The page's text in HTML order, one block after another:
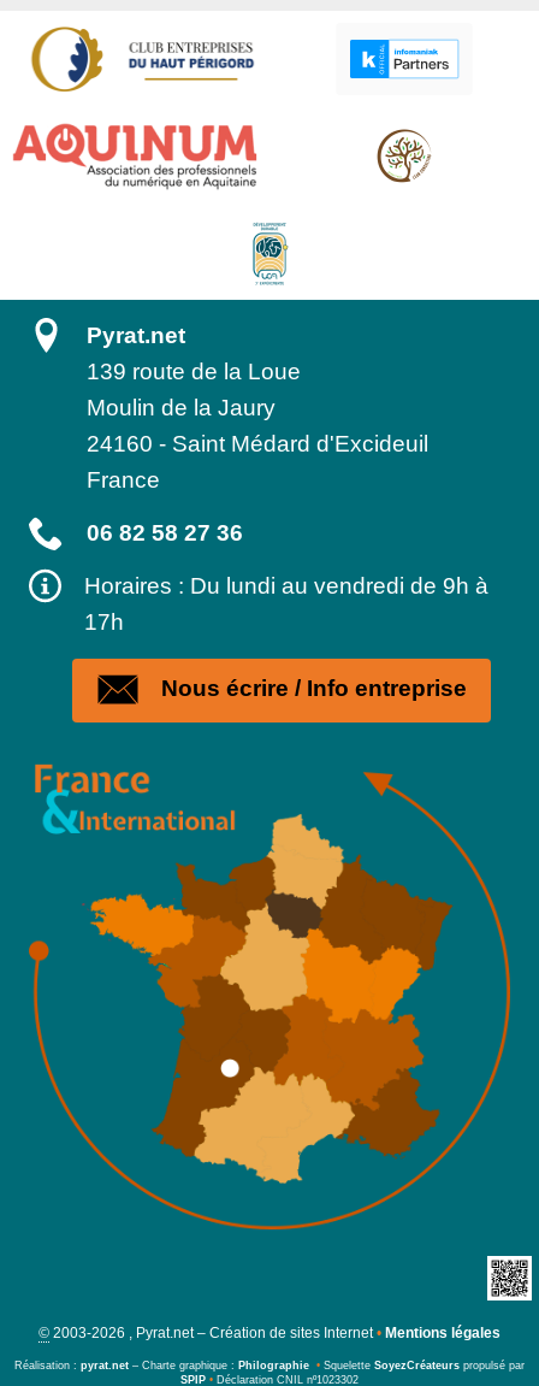
Pyrat.net
139 route de la Loue
Moulin de la Jaury
24160 - Saint Médard d'Excideuil
France
06 82 58 27 36
Horaires : Du lundi au vendredi de 9h à
17h
Nous écrire / Info entreprise
© 2003-2026 , Pyrat.net – Création de sites Internet • Mentions légales
Réalisation : pyrat.net – Charte graphique : Philographie • Squelette SoyezCréateurs propulsé par
SPIP • Déclaration CNIL nº1023302